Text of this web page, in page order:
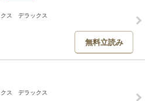
クス デラックス
無料立読み
クス デラックス